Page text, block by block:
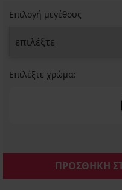
Επιλογή μεγέθους
Επιλέξτε χρώμα:
ΠΡΟΣΘΗΚΗ